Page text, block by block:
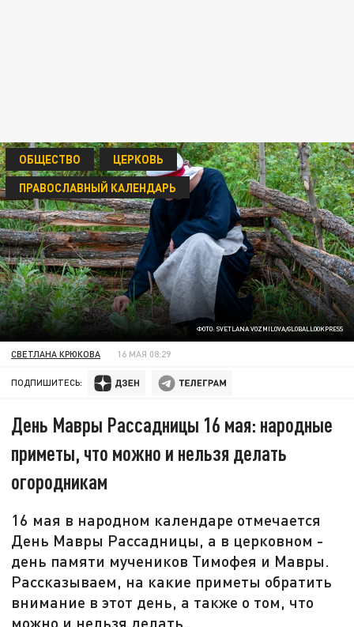
ФОТО: SVETLANA VOZMILOVA/GLOBALLOOKPRESS
ОБЩЕСТВО
ЦЕРКОВЬ
ПРАВОСЛАВНЫЙ КАЛЕНДАРЬ
СВЕТЛАНА КРЮКОВА 16 МАЯ 08:29
ПОДПИШИТЕСЬ:
День Мавры Рассадницы 16 мая: народные
приметы, что можно и нельзя делать
огородникам
16 мая в народном календаре отмечается
День Мавры Рассадницы, а в церковном -
день памяти мучеников Тимофея и Мавры.
Рассказываем, на какие приметы обратить
внимание в этот день, а также о том, что
можно и нельзя делать.